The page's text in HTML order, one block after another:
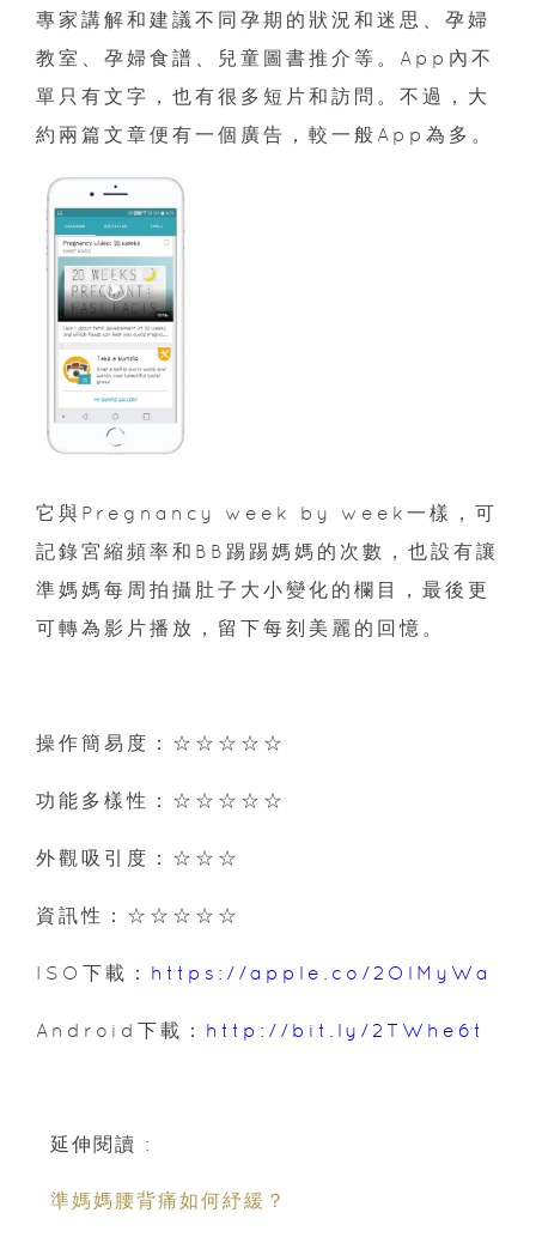
專家講解和建議不同孕期的狀況和迷思、孕婦
教室、孕婦食譜、兒童圖書推介等。App內不
單只有文字，也有很多短片和訪問。不過，大
約兩篇文章便有一個廣告，較一般App為多。
它與Pregnancy week by week一樣，可
記錄宮縮頻率和BB踢踢媽媽的次數，也設有讓
準媽媽每周拍攝肚子大小變化的欄目，最後更
可轉為影片播放，留下每刻美麗的回憶。
操作簡易度：☆☆☆☆☆
功能多樣性：☆☆☆☆☆
外觀吸引度：☆☆☆
資訊性：☆☆☆☆☆
ISO下載： https://apple.co/2OlMyWa
Android下載： http://bit.ly/2TWhe6t
延伸閱讀 :
準媽媽腰背痛如何紓緩？